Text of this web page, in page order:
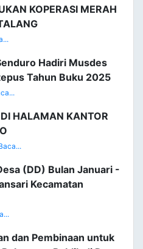
KOPERASI MERAH
Hadiri Musdes
Tahun Buku 2025
HALAMAN KANTOR
(DD) Bulan Januari -
Kecamatan
dan Pembinaan untuk